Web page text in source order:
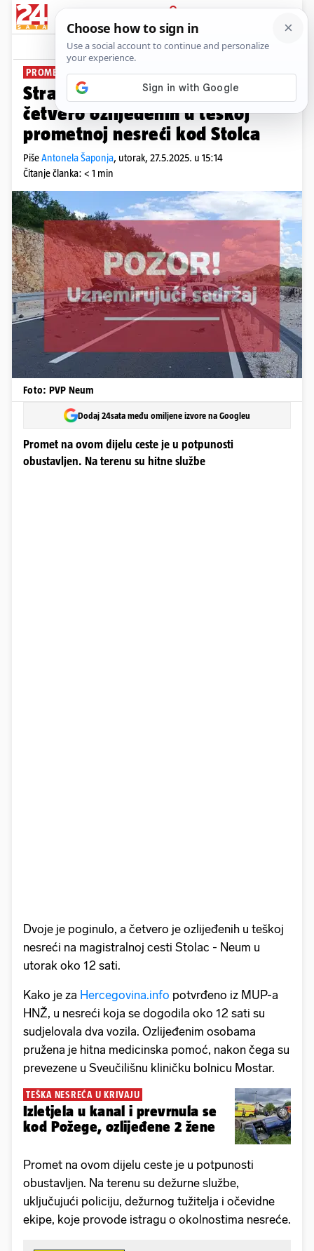
PRIJAVA
News Komentari
PROMET OBUSTAVLJEN
Strava u BiH: Dvoje je mrtvih i
četvero ozlijeđenih u teškoj
prometnoj nesreći kod Stolca
PišeAntonela Šaponja, utorak, 27.5.2025. u 15:14
Čitanje članka: < 1 min
Foto: PVP Neum
Dodaj 24sata među omiljene izvore na Googleu
Promet na ovom dijelu ceste je u potpunosti
obustavljen. Na terenu su hitne službe
Dvoje je poginulo, a četvero je ozlijeđenih u teškoj
nesreći na magistralnoj cesti Stolac - Neum u
utorak oko 12 sati.
Kako je za Hercegovina.info potvrđeno iz MUP-a
HNŽ, u nesreći koja se dogodila oko 12 sati su
sudjelovala dva vozila. Ozlijeđenim osobama
pružena je hitna medicinska pomoć, nakon čega su
prevezene u Sveučilišnu kliničku bolnicu Mostar.
TEŠKA NESREĆA U KRIVAJU
Izletjela u kanal i prevrnula se
kod Požege, ozlijeđene 2 žene
Promet na ovom dijelu ceste je u potpunosti
obustavljen. Na terenu su dežurne službe,
uključujući policiju, dežurnog tužitelja i očevidne
ekipe, koje provode istragu o okolnostima nesreće.